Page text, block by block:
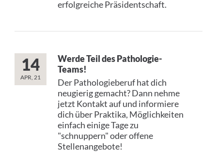
erfolgreiche Präsidentschaft.
14
APR, 21
Werde Teil des Pathologie-
Teams!
Der Pathologieberuf hat dich
neugierig gemacht? Dann nehme
jetzt Kontakt auf und informiere
dich über Praktika, Möglichkeiten
einfach einige Tage zu
"schnuppern" oder offene
Stellenangebote!